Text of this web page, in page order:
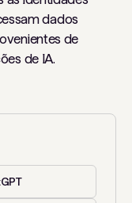
dados
de
de IA.